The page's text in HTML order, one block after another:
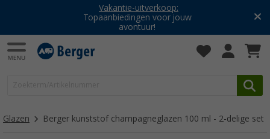
Vakantie-uitverkoop:
Topaanbiedingen voor jouw
avontuur!
Glazen Berger kunststof champagneglazen 100 ml - 2-delige set